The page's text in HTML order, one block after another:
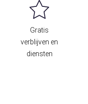
Gratis
verblijven en
diensten